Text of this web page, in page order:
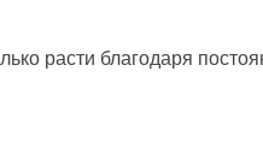
расти благодаря